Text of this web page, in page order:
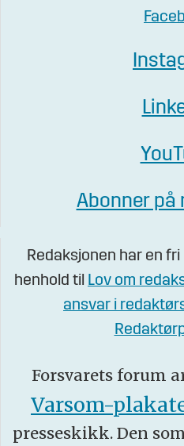
Abonner på
Redaksjonen har en
henhold til Lov om
ansvar i
Forsvarets forum
Varsom-
presseskikk. Den